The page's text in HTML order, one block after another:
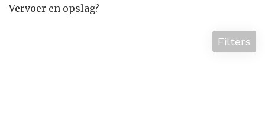
Vervoer en opslag?
Filters